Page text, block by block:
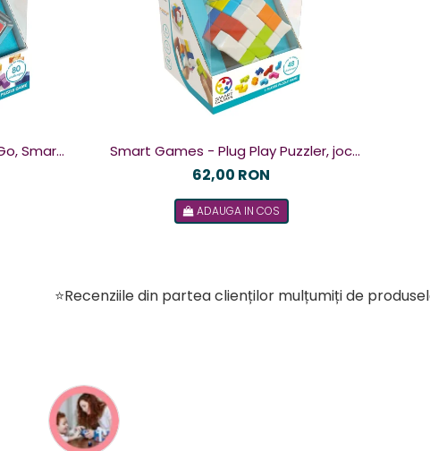
Smart
Smart Games - Plug Play Puzzler, joc
de logica cu 48 de provocari, 6+ ani, lb
62,00 RON
ADAUGA IN COS
⭐Recenziile din partea clienților mulțumiți de